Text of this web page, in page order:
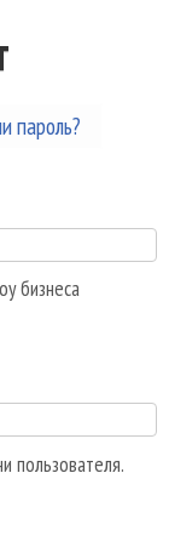
пароль?
бизнеса
пользователя.